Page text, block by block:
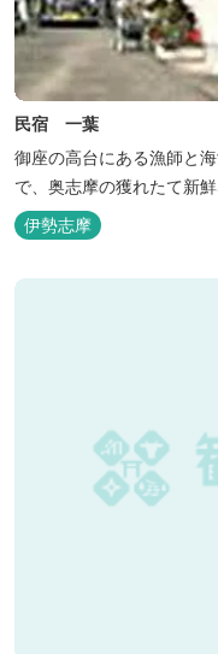
民宿 一葉
御座の高台にある漁師と
で、奥志摩の獲れたて新
伊勢志摩